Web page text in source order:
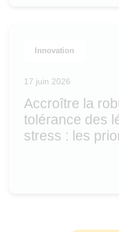
Accroître la
tolérance des
stress : les
Innovation
17 juin 2026